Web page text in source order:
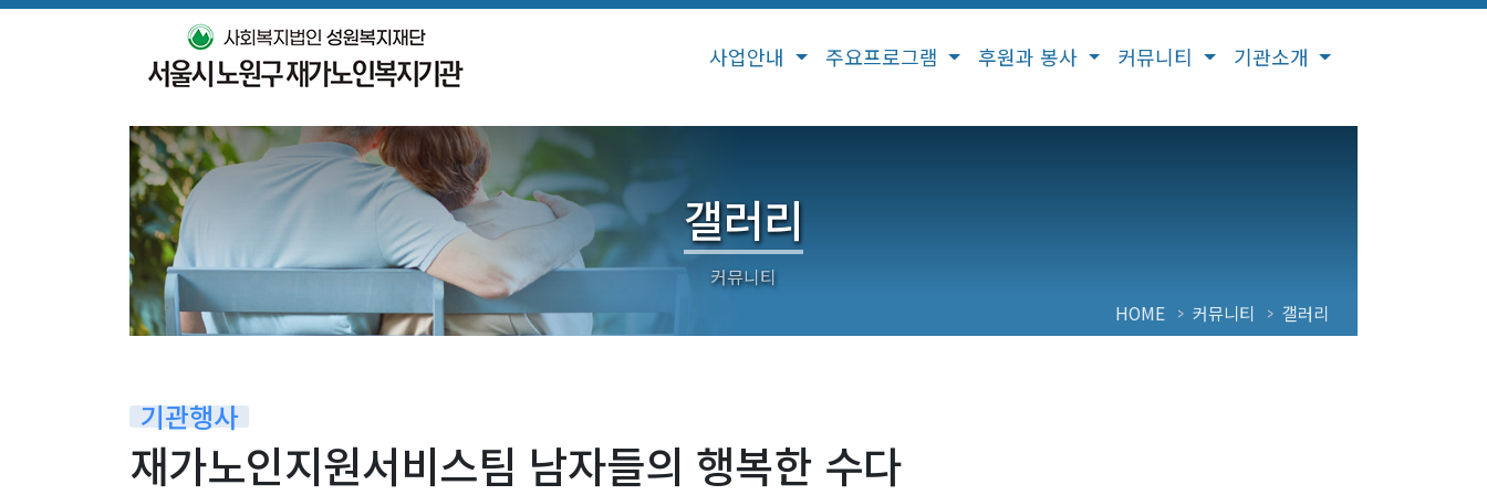
사업안내 주요프로그램 후원과 봉사 커뮤니티 기관소개
갤러리
HOME 커뮤니티 갤러리
기관행사
재가노인지원서비스팀 남자들의 행복한 수다